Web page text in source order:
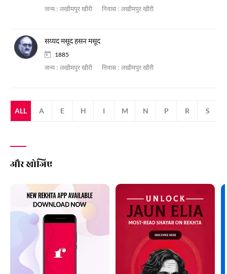
जन्म : लखीमपुर खीरी निवास : लखीमपुर खीरी
सय्यद मसूद हसन मसूद
1885
जन्म : लखीमपुर खीरी निवास : लखीमपुर खीरी
ALL A E H I M N P R S
और खोजिए